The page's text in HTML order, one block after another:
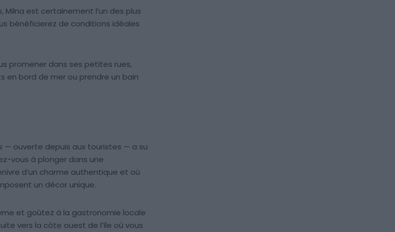
est certainement l’un des plus
bénéficierez de conditions idéales
promener dans ses petites rues,
en bord de mer ou prendre un bain
— ouverte depuis aux touristes — a su
vous à plonger dans une
d’un charme authentique et où
un décor unique.
et goûtez à la gastronomie locale
vers la côte ouest de l’île où vous